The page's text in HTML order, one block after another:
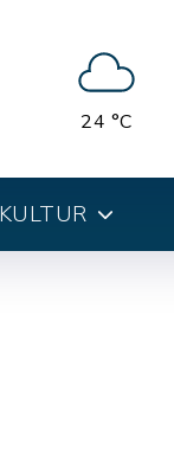
24 °C